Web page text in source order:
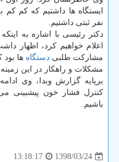
نفر ثبتی داشتیم.
دكتر رئیسی با اشاره به
مشاركت طلبی دستگاه ها
مشكلات و راهكار در این زمینه
باشیم.
1398/03/24
13:18:17